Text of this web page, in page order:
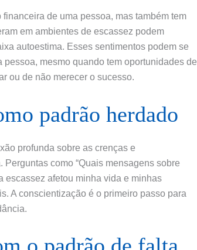
de uma pessoa, mas também tem
em ambientes de escassez podem
autoestima. Esses sentimentos podem se
mesmo quando tem oportunidades de
ou de não merecer o sucesso.
padrão herdado
profunda sobre as crenças e
como “Quais mensagens sobre
escassez afetou minha vida e minhas
A conscientização é o primeiro passo para